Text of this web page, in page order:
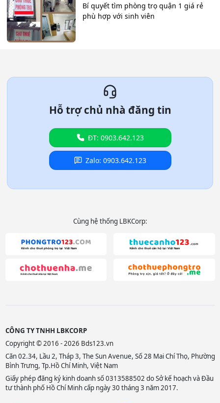
Bí quyết tìm phòng trọ quận 1 giá rẻ
phù hợp với sinh viên
Hỗ trợ chủ nhà đăng tin
ĐT: 0903.642.123
Zalo: 0903.642.123
Cùng hệ thống LBKCorp:
CÔNG TY TNHH LBKCORP
Copyright © 2016 - 2026 Bds123.vn
Căn 02.34, Lầu 2, Tháp 3, The Sun Avenue, Số 28 Mai Chí Thọ, Phường
Bình Trưng, Tp.Hồ Chí Minh, Việt Nam
Giấy phép đăng ký kinh doanh số 0313588502 do Sở kế hoạch và Đầu
tư thành phố Hồ Chí Minh cấp ngày 30 tháng 3 năm 2017.